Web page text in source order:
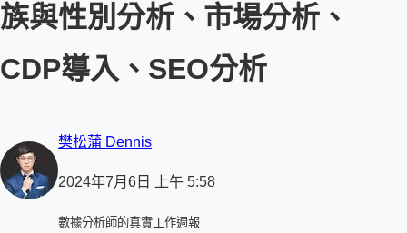
族與性別分析、市場分析、
CDP導入、SEO分析
樊松蒲 Dennis
2024年7月6日 上午 5:58
數據分析師的真實工作週報